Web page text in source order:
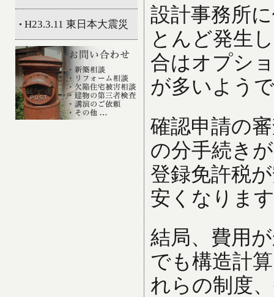
H23.3.11 東日本大震災
設計事務所
とんど発生
合はオプシ
が多いよう
確認申請の
の分手続き
登録免許税
安くなりま
結局、費用
でも構造計
れらの制度